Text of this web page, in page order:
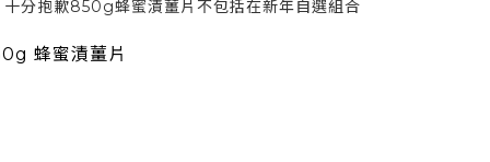
分抱歉850g蜂蜜漬薑片不包括在新年自選組合
蜂蜜漬薑片